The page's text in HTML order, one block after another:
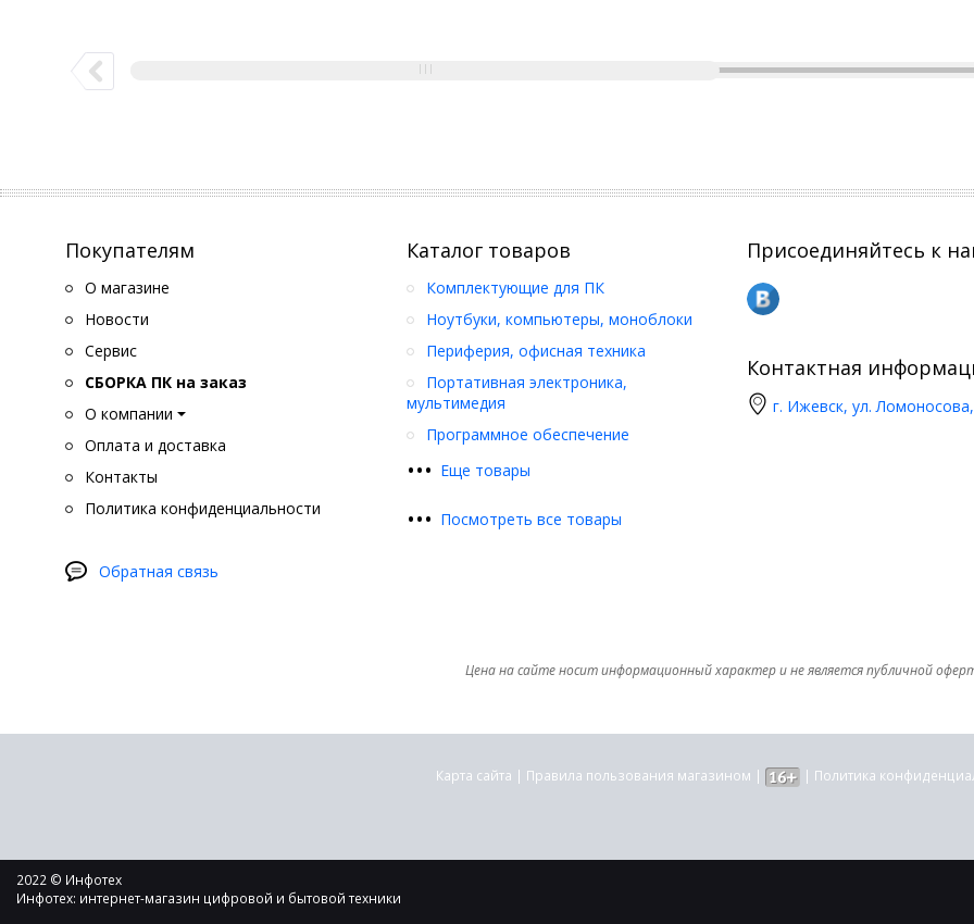
Покупателям
О магазине
Новости
Сервис
СБОРКА ПК на заказ
О компании
Оплата и доставка
Контакты
Политика конфиденциальности
Обратная связь
Каталог товаров
••• Еще товары
Комплектующие для ПК
Ноутбуки, компьютеры, моноблоки
Периферия, офисная техника
Портативная электроника,
мультимедия
Программное обеспечение
••• Посмотреть все товары
Присоединяйтесь к
Контактная
г. Ижевск, ул.
Цена на сайте носит информационный характер и не является публичной
Карта сайта | Правила пользования магазином | | Политика
2022 © Инфотех
Инфотех: интернет-магазин цифровой и бытовой техники